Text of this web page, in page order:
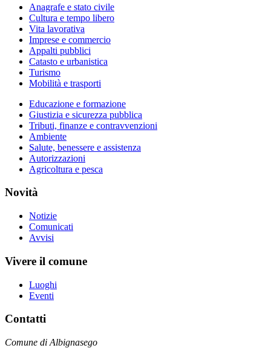
Anagrafe e stato civile
Cultura e tempo libero
Vita lavorativa
Imprese e commercio
Appalti pubblici
Catasto e urbanistica
Turismo
Mobilità e trasporti
Educazione e formazione
Giustizia e sicurezza pubblica
Tributi, finanze e contravvenzioni
Ambiente
Salute, benessere e assistenza
Autorizzazioni
Agricoltura e pesca
Novità
Notizie
Comunicati
Avvisi
Vivere il comune
Luoghi
Eventi
Contatti
Comune di Albignasego